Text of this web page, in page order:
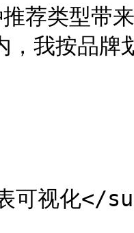
荐类型带
我按品牌
可视化</